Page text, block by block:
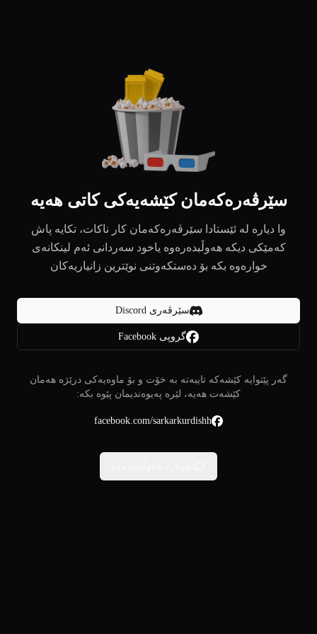
سێرڤەرەکەمان کێشەیەکی کاتی هەیە
وا دیارە لە ئێستادا سێرڤەرەکەمان کار ناکات، تکایە پاش
کەمێکی دیکە هەوڵبدەرەوە یاخود سەردانی ئەم لینکانەی
خوارەوە بکە بۆ دەستکەوتنی نوێترین زانیاریەکان
سێرڤەری Discord
گروپی Facebook
گەر پێتوایە کێشەکە تایبەتە بە خۆت و بۆ ماوەیەکی درێژە هەمان
کێشەت هەیە، لێرە پەیوەندیمان پێوە بکە:
facebook.com/sarkarkurdishh